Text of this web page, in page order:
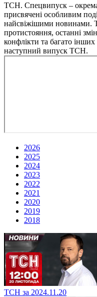
ТСН. Спецвипуск – окрема
присвячені особливим
найсвіжішими новинами.
протистояння, останні
конфлікти та багато
наступний випуск ТСН.
2026
2025
2024
2023
2022
2021
2020
2019
2018
ТСН за 2024.11.20